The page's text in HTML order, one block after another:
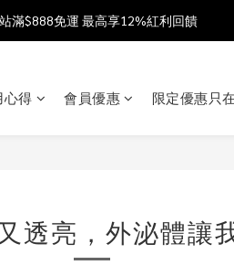
送$100購物金  加入LINE社群享優惠價
8/12 滿 $888 好禮雙重送 最高送$888購
心得 會員優惠 限定優惠只
透亮，外泌體讓